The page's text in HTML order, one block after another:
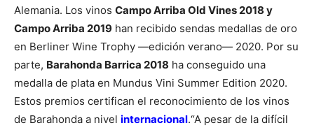
Alemania. Los vinos Campo Arriba Old Vines 2018 y
Campo Arriba 2019 han recibido sendas medallas de oro
en Berliner Wine Trophy —edición verano— 2020. Por su
parte, Barahonda Barrica 2018 ha conseguido una
medalla de plata en Mundus Vini Summer Edition 2020.
Estos premios certifican el reconocimiento de los vinos
de Barahonda a nivel internacional.“A pesar de la difícil